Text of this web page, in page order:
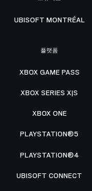
UBISOFT MONTRÉAL
플랫폼
XBOX GAME PASS
XBOX SERIES X|S
XBOX ONE
PLAYSTATION®5
PLAYSTATION®4
UBISOFT CONNECT